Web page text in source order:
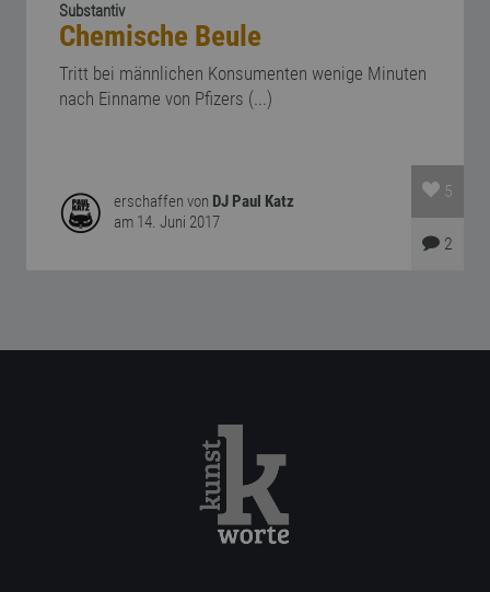
Substantiv
Chemische Beule
Tritt bei männlichen Konsumenten wenige Minuten
nach Einname von Pfizers (...)
erschaffen von DJ Paul Katz
am 14. Juni 2017
5
2